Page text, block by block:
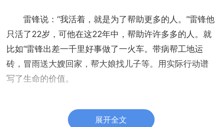
雷锋说：“我活着，就是为了帮助更多的人。”雷锋他
只活了22岁，可他在这22年中，帮助许许多多的人。就
比如“雷锋出差一千里好事做了一火车。带病帮工地运
砖，冒雨送大嫂回家，帮大娘找儿子等。用实际行动谱
写了生命的价值。
他每天给人擦鞋，养活自己的家人，减少了国家的负
展开全文